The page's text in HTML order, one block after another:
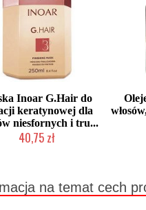
Inoar G.Hair do
keratynowej dla
niesfornych i tru...
40,75 zł
na temat cech